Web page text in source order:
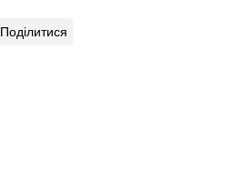
Поділитися